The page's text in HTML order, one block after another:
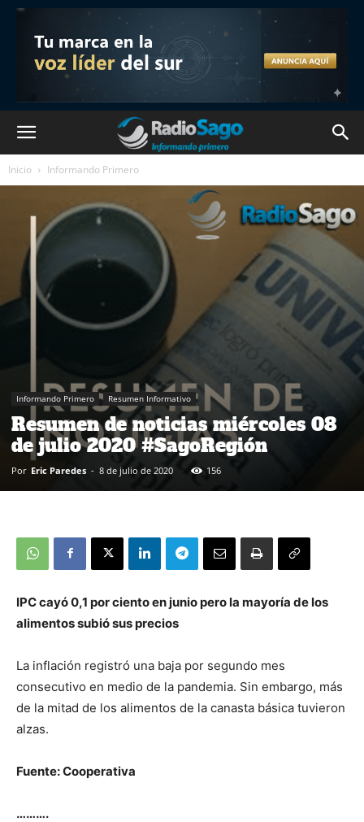
Inicio Informando Primero
Informando Primero Resumen Informativo
Resumen de noticias miércoles 08
de julio 2020 #SagoRegión
Por Eric Paredes - 8 de julio de 2020 156
IPC cayó 0,1 por ciento en junio pero la mayoría de los
alimentos subió sus precios
La inflación registró una baja por segundo mes
consecutivo en medio de la pandemia. Sin embargo, más
de la mitad de los alimentos de la canasta básica tuvieron
alzas.
Fuente: Cooperativa
……….